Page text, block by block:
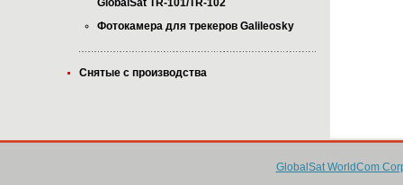
GlobalSat TR-101/TR-102
Фотокамера для трекеров Galileosky
Снятые с производства
GlobalSat WorldCom